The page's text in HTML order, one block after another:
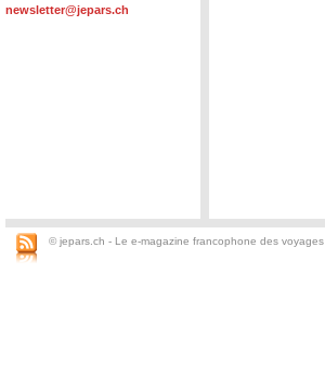
newsletter@jepars.ch
© jepars.ch - Le e-magazine francophone des voyages